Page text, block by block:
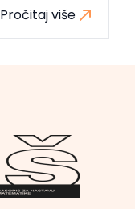
Pročitaj više